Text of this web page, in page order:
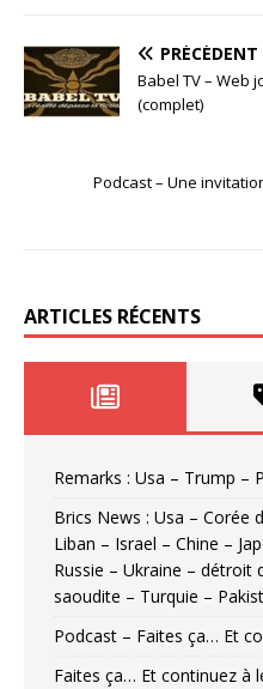
PRÉCÉDENT
Babel TV – Web
(complet)
Podcast – Une
ARTICLES RÉCENTS
Remarks : Usa – Trump –
Brics News : Usa – Corée
Liban – Israel – Chine –
Russie – Ukraine – détroit
saoudite – Turquie –
Podcast – Faites ça… Et
Faites ça… Et continuez à